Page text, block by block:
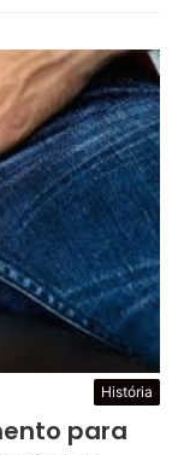
História
para